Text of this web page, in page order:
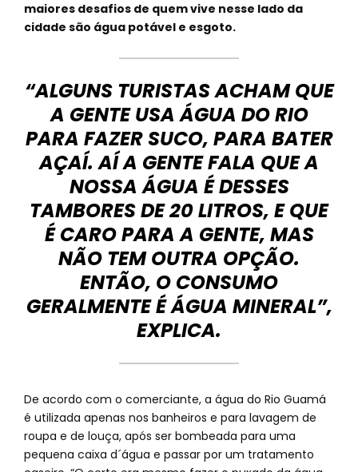
maiores desafios de quem vive nesse lado da
cidade são água potável e esgoto.
“ALGUNS TURISTAS ACHAM QUE
A GENTE USA ÁGUA DO RIO
PARA FAZER SUCO, PARA BATER
AÇAÍ. AÍ A GENTE FALA QUE A
NOSSA ÁGUA É DESSES
TAMBORES DE 20 LITROS, E QUE
É CARO PARA A GENTE, MAS
NÃO TEM OUTRA OPÇÃO.
ENTÃO, O CONSUMO
GERALMENTE É ÁGUA MINERAL”,
EXPLICA.
De acordo com o comerciante, a água do Rio Guamá
é utilizada apenas nos banheiros e para lavagem de
roupa e de louça, após ser bombeada para uma
pequena caixa d´água e passar por um tratamento